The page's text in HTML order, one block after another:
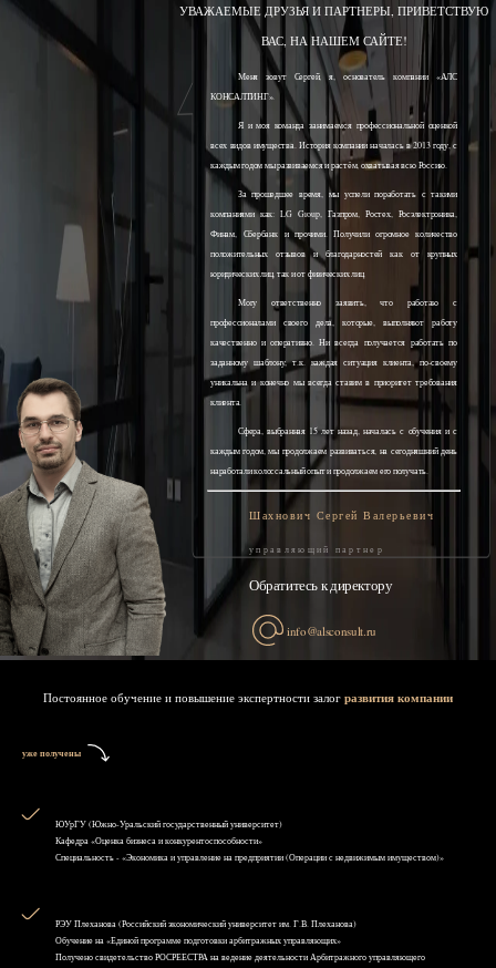
УВАЖАЕМЫЕ ДРУЗЬЯ И ПАРТНЕРЫ, ПРИВЕТСТВУЮ
ВАС, НА НАШЕМ САЙТЕ!
Меня зовут Сергей, я, основатель компании «АЛС
КОНСАЛТИНГ».
Я и моя команда занимаемся профессиональной оценкой
всех видов имущества. История компании началась в 2013 году, с
каждым годом мы развиваемся и растём, охватывая всю Россию.
За прошедшее время, мы успели поработать с такими
компаниями как: LG Group, Газпром, Ростех, Росэлектроника,
Финам, Сбербанк и прочими. Получили огромное количество
положительных отзывов и благодарностей как от крупных
юридических лиц, так и от физических лиц.
Могу ответственно заявить, что работаю с
профессионалами своего дела, которые, выполняют работу
качественно и оперативно. Ни всегда получается работать по
заданному шаблону, т.к. каждая ситуация клиента, по-своему
уникальна и конечно мы всегда ставим в приоритет требования
клиента.
Сфера, выбранная 15 лет назад, началась с обучения и с
каждым годом, мы продолжаем развиваться, на сегодняшний день
наработали колоссальный опыт и продолжаем его получать.
Шахнович Сергей Валерьевич
управляющий партнер
Обратитесь к директору
info@alsconsult.ru
Постоянное обучение и повышение экспертности залог развития компании
уже получены
ЮУрГУ (Южно-Уральский государственный университет)
Кафедра «Оценка бизнеса и конкурентоспособности»
Специальность - «Экономика и управление на предприятии (Операции с недвижимым имуществом)»
РЭУ Плеханова (Российский экономический университет им. Г.В. Плеханова)
Обучение на «Единой программе подготовки арбитражных управляющих»
Получено свидетельство РОСРЕЕСТРА на ведение деятельности Арбитражного управляющего